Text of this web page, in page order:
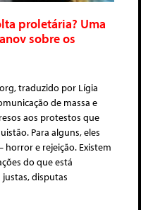
proletária? Uma
sobre os
traduzido por Lígia
de massa e
aos protestos que
Para alguns, eles
horror e rejeição. Existem
do que está
disputas